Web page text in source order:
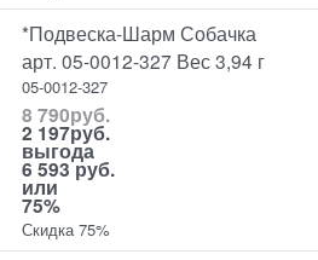
*Подвеска-Шарм Собачка
арт. 05-0012-327 Вес 3,94 г
05-0012-327
8 790руб.
2 197руб.
выгода
6 593 руб.
или
75%
Скидка 75%